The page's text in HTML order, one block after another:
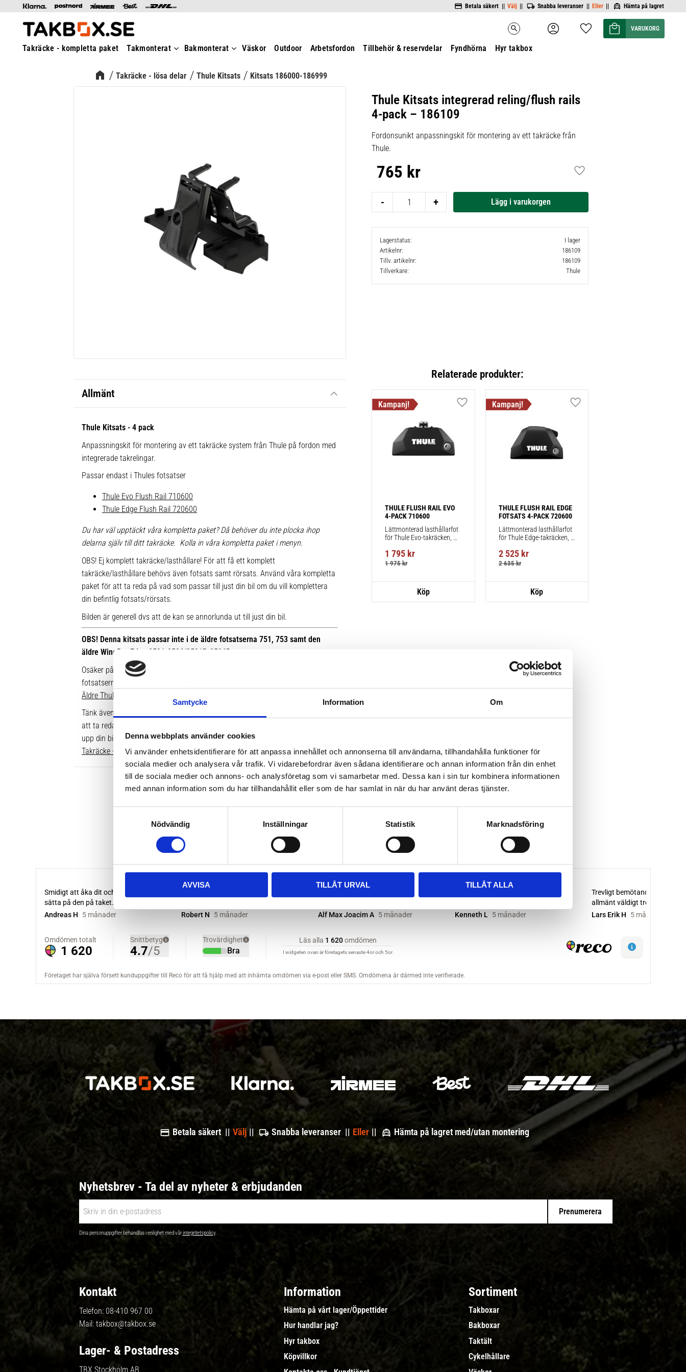
Samtycke Information Om
Denna webbplats använder cookies
Vi använder enhetsidentifierare för att anpassa innehållet och annonserna till användarna, tillhandahålla funktioner för
sociala medier och analysera vår trafik. Vi vidarebefordrar även sådana identifierare och annan information från din enhet
till de sociala medier och annons- och analysföretag som vi samarbetar med. Dessa kan i sin tur kombinera informationen
med annan information som du har tillhandahållit eller som de har samlat in när du har använt deras tjänster.
s
Nödvändig Inställningar Statistik Marknadsföring
AVVISA TILLÅT URVAL TILLÅT ALLA
Betala säkert || Välj || Snabba leveranser || Eller || Hämta på lagret
search Favoriter
Kundvagn
Takräcke - kompletta paket Takmonterat Bakmonterat Väskor Outdoor Arbetsfordon Tillbehör & reservdelar Fyndhörna Hyr takbox
Takräcke - lösa delar Thule Kitsats Kitsats 186000-186999
Thule Kitsats integrerad reling/flush rails
4-pack – 186109
Fordonsunikt anpassningskit för montering av ett takräcke från
Thule.
765 kr
+
-
Lägg till i favoriter
Lagerstatus
I lager
Artikelnr
186109
Tillv. artikelnr
186109
Tillverkare
Thule
Allmänt
Thule Kitsats - 4 pack
Anpassningskit för montering av ett takräcke system från Thule på fordon med
integrerade takrelingar.
Passar endast i Thules fotsatser
Thule Evo Flush Rail 710600
Thule Edge Flush Rail 720600
Du har väl upptäckt våra kompletta paket? Då behöver du inte plocka ihop
delarna själv till ditt takräcke. Kolla in våra kompletta paket i menyn.
OBS! Ej komplett takräcke/lasthållare! För att få ett komplett
takräcke/lasthållare behövs även fotsats samt rörsats. Använd våra kompletta
paket för att ta reda på vad som passar till just din bil om du vill komplettera
din befintlig fotsats/rörsats.
Bilden är generell dvs att de kan se annorlunda ut till just din bil.
OBS! Denna kitsats passar inte i de äldre fotsatserna 751, 753 samt den
äldre WingBar Edge 9591-9596/9591B-9596B.
Osäker på vilken fot du har sedan tidigare? Här kan du se bilder på de äldre
fotsatserna:
Äldre Thule fotsatser som inte går att komplettera med nya kitsatser >>
Tänk även på att dina rör över taket behöver vara i rätt längd. Enklaste sättet
att ta reda på vilken längd du ska ha är att gå till våra kompletta paket, leta
upp din bil. Där ser du enkelt vilken längd som passar.
Takräcke - kompletta paket >>
Relaterade produkter:
THULE FLUSH RAIL EVO
4-PACK 710600
Lättmonterad lasthållarfot
för Thule Evo-takräcken,
reling.
1 795 kr
1 975kr
Lägg till i favoriter
THULE FLUSH RAIL EDGE
FOTSATS 4-PACK 720600
Lättmonterad lasthållarfot
för Thule Edge-takräcken,
reling.
2 525kr
2 635kr
Lägg till i favoriter
Betala säkert || Välj Snabba leveranser || Eller Hämta på lagret med/utan montering
Nyhetsbrev - Ta del av nyheter & erbjudanden
Prenumerera
Dina personuppgifter behandlas i enlighet med vårintegritetspolicy.
Kontakt
Telefon: 08-410 967 00
Mail: takbox@takbox.se
Lager- & Postadress
TBX Stockholm AB
Information
Hämta på vårt lager/Öppettider
Hur handlar jag?
Hyr takbox
Köpvillkor
Sortiment
Takboxar
Bakboxar
Taktält
Cykelhållare